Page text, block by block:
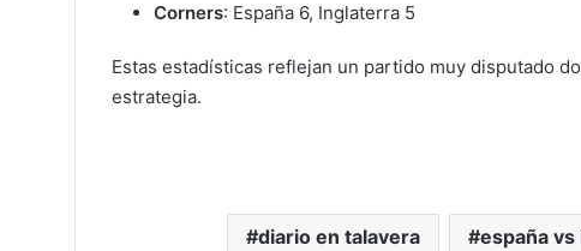
Corners: España 6, Inglaterra 5
Estas estadísticas reflejan un partido muy disputado
estrategia​.
diario en talavera españa